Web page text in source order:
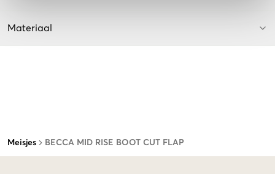
Meisjes BECCA MID RISE BOOT CUT FLAP
Materiaal